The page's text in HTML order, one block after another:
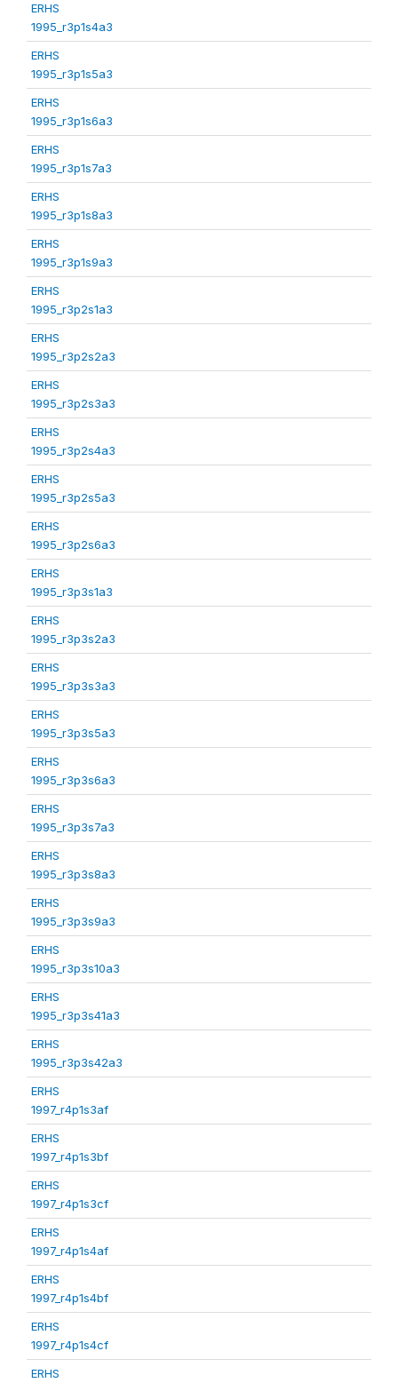
ERHS
1995_r3p1s4a3
ERHS
1995_r3p1s5a3
ERHS
1995_r3p1s6a3
ERHS
1995_r3p1s7a3
ERHS
1995_r3p1s8a3
ERHS
1995_r3p1s9a3
ERHS
1995_r3p2s1a3
ERHS
1995_r3p2s2a3
ERHS
1995_r3p2s3a3
ERHS
1995_r3p2s4a3
ERHS
1995_r3p2s5a3
ERHS
1995_r3p2s6a3
ERHS
1995_r3p3s1a3
ERHS
1995_r3p3s2a3
ERHS
1995_r3p3s3a3
ERHS
1995_r3p3s5a3
ERHS
1995_r3p3s6a3
ERHS
1995_r3p3s7a3
ERHS
1995_r3p3s8a3
ERHS
1995_r3p3s9a3
ERHS
1995_r3p3s10a3
ERHS
1995_r3p3s41a3
ERHS
1995_r3p3s42a3
ERHS
1997_r4p1s3af
ERHS
1997_r4p1s3bf
ERHS
1997_r4p1s3cf
ERHS
1997_r4p1s4af
ERHS
1997_r4p1s4bf
ERHS
1997_r4p1s4cf
ERHS